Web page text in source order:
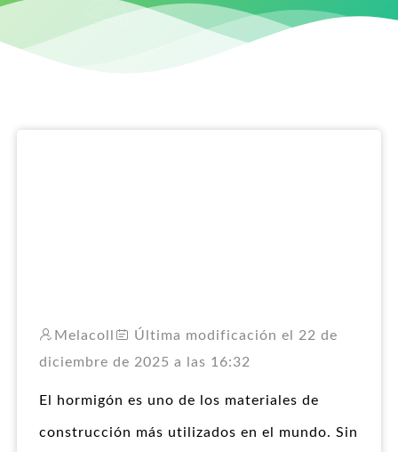
Melacoll
Última modificación el 22 de
diciembre de 2025 a las 16:32
El hormigón es uno de los materiales de
construcción más utilizados en el mundo. Sin
NL